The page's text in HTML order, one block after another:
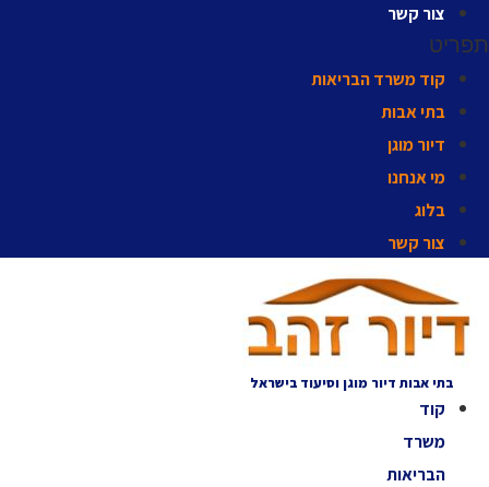
צור קשר
תפריט
קוד משרד הבריאות
בתי אבות
דיור מוגן
מי אנחנו
בלוג
צור קשר
בתי אבות דיור מוגן וסיעוד בישראל
קוד
משרד
הבריאות